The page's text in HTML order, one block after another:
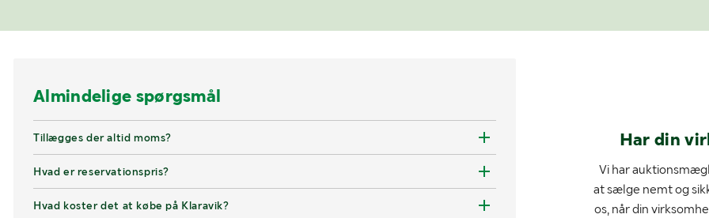
Almindelige spørgsmål
Tillægges der altid moms?
Hvad er reservationspris?
Hvad koster det at købe på Klaravik?
Har din
Vi har
at sælge nemt og
os, når din